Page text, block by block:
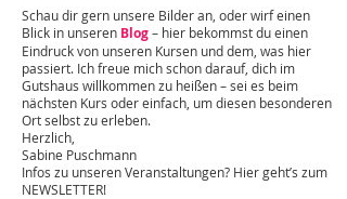
Schau dir gern unsere Bilder an, oder wirf einen
Blick in unseren Blog– hier bekommst du einen
Eindruck von unseren Kursen und dem, was hier
passiert. Ich freue mich schon darauf, dich im
Gutshaus willkommen zu heißen – sei es beim
nächsten Kurs oder einfach, um diesen besonderen
Ort selbst zu erleben.
Herzlich,
Sabine Puschmann
Infos zu unseren Veranstaltungen? Hier geht’s zum
NEWSLETTER!